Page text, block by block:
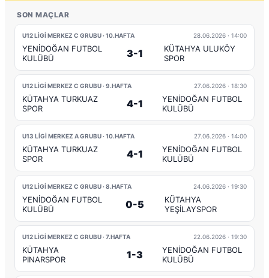
SON MAÇLAR
U12 LİGİ MERKEZ C GRUBU · 10.HAFTA 28.06.2026 · 14:00
YENİDOĞAN FUTBOL
KULÜBÜ
3-1
KÜTAHYA ULUKÖY
SPOR
U12 LİGİ MERKEZ C GRUBU · 9.HAFTA 27.06.2026 · 18:30
KÜTAHYA TURKUAZ
SPOR
4-1
YENİDOĞAN FUTBOL
KULÜBÜ
U13 LİGİ MERKEZ A GRUBU · 10.HAFTA 27.06.2026 · 14:00
KÜTAHYA TURKUAZ
SPOR
4-1
YENİDOĞAN FUTBOL
KULÜBÜ
U12 LİGİ MERKEZ C GRUBU · 8.HAFTA 24.06.2026 · 19:30
YENİDOĞAN FUTBOL
KULÜBÜ
0-5
KÜTAHYA
YEŞİLAYSPOR
U12 LİGİ MERKEZ C GRUBU · 7.HAFTA 22.06.2026 · 19:30
KÜTAHYA
PINARSPOR
1-3
YENİDOĞAN FUTBOL
KULÜBÜ